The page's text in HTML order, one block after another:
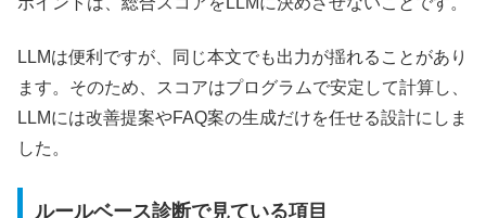
LLMは便利ですが、同じ本文でも出力が揺れることがあり
ます。そのため、スコアはプログラムで安定して計算し、
LLMには改善提案やFAQ案の生成だけを任せる設計にしま
した。
ルールベース診断で見ている項目